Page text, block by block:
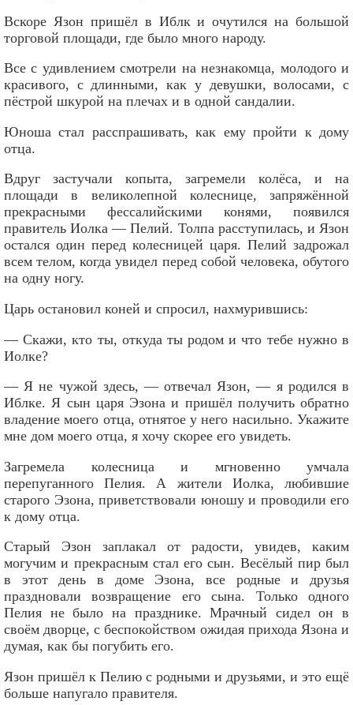
Вскоре Язон пришёл в Иблк и очутился на большой
торговой площади, где было много народу.
Все с удивлением смотрели на незнакомца, молодого и
красивого, с длинными, как у девушки, волосами, с
пёстрой шкурой на плечах и в одной сандалии.
Юноша стал расспрашивать, как ему пройти к дому
отца.
Вдруг застучали копыта, загремели колёса, и на
площади в великолепной колеснице, запряжённой
прекрасными фессалийскими конями, появился
правитель Иолка — Пелий. Толпа расступилась, и Язон
остался один перед колесницей царя. Пелий задрожал
всем телом, когда увидел перед собой человека, обутого
на одну ногу.
Царь остановил коней и спросил, нахмурившись:
— Скажи, кто ты, откуда ты родом и что тебе нужно в
Иолке?
— Я не чужой здесь, — отвечал Язон, — я родился в
Иблке. Я сын царя Эзона и пришёл получить обратно
владение моего отца, отнятое у него насильно. Укажите
мне дом моего отца, я хочу скорее его увидеть.
Загремела колесница и мгновенно умчала
перепуганного Пелия. А жители Иолка, любившие
старого Эзона, приветствовали юношу и проводили его
к дому отца.
Старый Эзон заплакал от радости, увидев, каким
могучим и прекрасным стал его сын. Весёлый пир был
в этот день в доме Эзона, все родные и друзья
праздновали возвращение его сына. Только одного
Пелия не было на празднике. Мрачный сидел он в
своём дворце, с беспокойством ожидая прихода Язона и
думая, как бы погубить его.
Язон пришёл к Пелию с родными и друзьями, и это ещё
больше напугало правителя.